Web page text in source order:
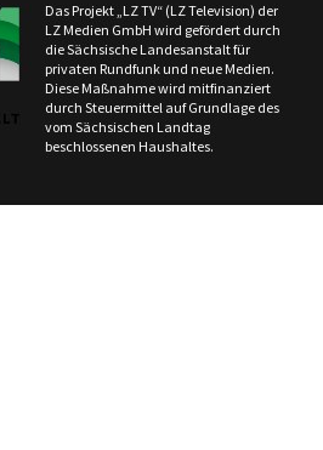
Das Projekt „LZ TV“ (LZ Television) der
LZ Medien GmbH wird gefördert durch
die Sächsische Landesanstalt für
privaten Rundfunk und neue Medien.
Diese Maßnahme wird mitfinanziert
durch Steuermittel auf Grundlage des
vom Sächsischen Landtag
beschlossenen Haushaltes.